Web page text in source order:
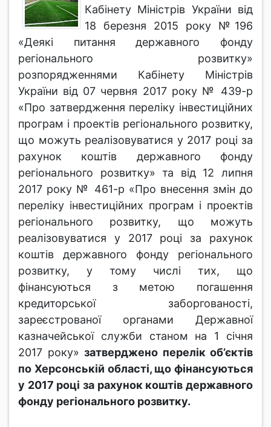
Кабінету Міністрів України від
18 березня 2015 року №196
«Деякі питання державного фонду
регіонального розвитку»
розпорядженнями Кабінету Міністрів
України від 07 червня 2017 року № 439-р
«Про затвердження переліку інвестиційних
програм і проектів регіонального розвитку,
що можуть реалізовуватися у 2017 році за
рахунок коштів державного фонду
регіонального розвитку» та від 12 липня
2017 року № 461-р «Про внесення змін до
переліку інвестиційних програм і проектів
регіонального розвитку, що можуть
реалізовуватися у 2017 році за рахунок
коштів державного фонду регіонального
розвитку, у тому числі тих, що
фінансуються з метою погашення
кредиторської заборгованості,
зареєстрованої органами Державної
казначейської служби станом на 1 січня
2017 року» затверджено перелік об’єктів
по Херсонській області, що фінансуються
у 2017 році за рахунок коштів державного
фонду регіонального розвитку.